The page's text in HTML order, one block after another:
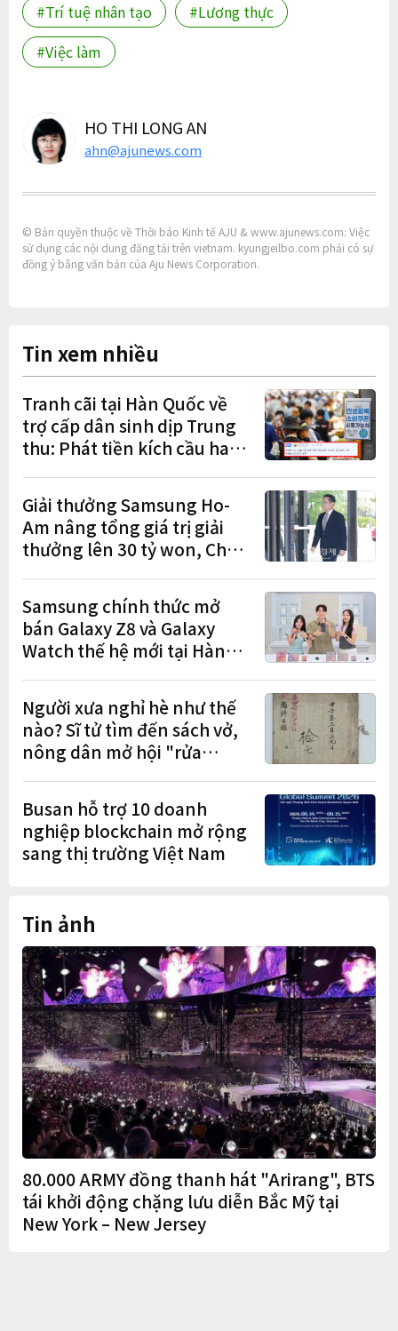
#Trí tuệ nhân tạo
#Lương thực
#Việc làm
HO THI LONG AN
ahn@ajunews.com
© Bản quyền thuộc về Thời báo Kinh tế AJU & www.ajunews.com: Việc
sử dụng các nội dung đăng tải trên vietnam. kyungjeilbo.com phải có sự
đồng ý bằng văn bản của Aju News Corporation.
Tin xem nhiều
Tranh cãi tại Hàn Quốc về
trợ cấp dân sinh dịp Trung
thu: Phát tiền kích cầu hay
Giải thưởng Samsung Ho-
Am nâng tổng giá trị giải
thưởng lên 30 tỷ won, Chủ
lễ trao giải năm thứ 5 liên
tiếp
Samsung chính thức mở
bán Galaxy Z8 và Galaxy
Watch thế hệ mới tại Hàn
đơn đặt trước
Người xưa nghỉ hè như thế
nào? Sĩ tử tìm đến sách vở,
nông dân mở hội "rửa
Busan hỗ trợ 10 doanh
nghiệp blockchain mở rộng
sang thị trường Việt Nam
Tin ảnh
80.000 ARMY đồng thanh hát "Arirang", BTS
tái khởi động chặng lưu diễn Bắc Mỹ tại
New York – New Jersey